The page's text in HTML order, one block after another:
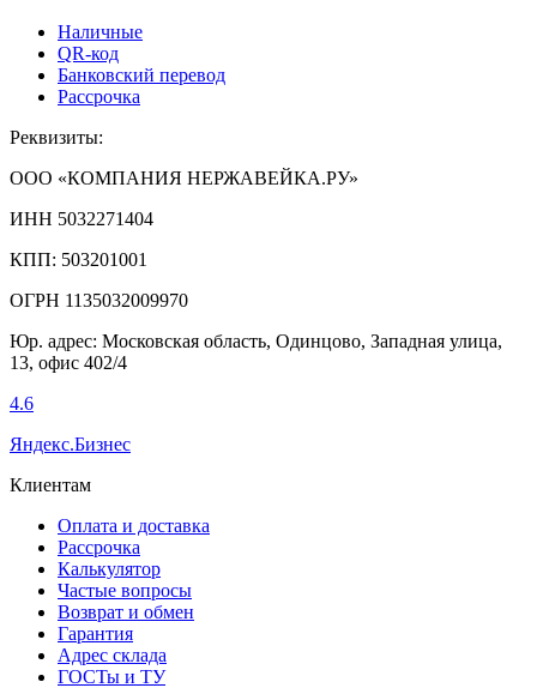
Наличные
QR-код
Банковский перевод
Рассрочка
Реквизиты:
ООО «КОМПАНИЯ НЕРЖАВЕЙКА.РУ»
ИНН 5032271404
КПП: 503201001
ОГРН 1135032009970
Юр. адрес: Московская область, Одинцово, Западная улица,
13, офис 402/4
4.6
Яндекс.Бизнес
Клиентам
Оплата и доставка
Рассрочка
Калькулятор
Частые вопросы
Возврат и обмен
Гарантия
Адрес склада
ГОСТы и ТУ